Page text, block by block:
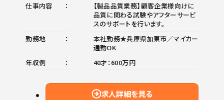
仕事内容
【製品品質業務】顧客企業様向けに
品質に関わる試験やアフターサービ
スのサポートを行います。
勤務地
本社勤務★兵庫県加東市／マイカー
通勤OK
年収例
40才：600万円
求人詳細を見る